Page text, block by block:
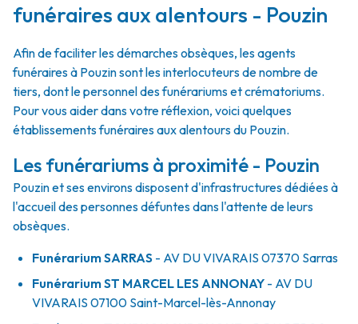
funéraires aux alentours - Pouzin
Afin de faciliter les démarches obsèques, les agents
funéraires à Pouzin sont les interlocuteurs de nombre de
tiers, dont le personnel des funérariums et crématoriums.
Pour vous aider dans votre réflexion, voici quelques
établissements funéraires aux alentours du Pouzin.
Les funérariums à proximité - Pouzin
Pouzin et ses environs disposent d'infrastructures dédiées à
l'accueil des personnes défuntes dans l'attente de leurs
obsèques.
FunérariumSARRAS - AV DU VIVARAIS 07370 Sarras
FunérariumST MARCEL LES ANNONAY - AV DU
VIVARAIS 07100 Saint-Marcel-lès-Annonay